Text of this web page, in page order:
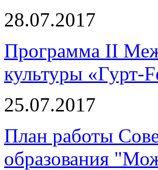
28.07.2017
Программа II
культуры «Гурт-
25.07.2017
План работы
образования